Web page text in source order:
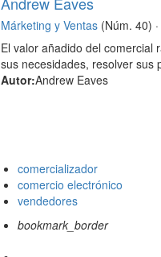
Márketing y Ventas (Núm. 40) ·
El valor añadido del comercial
sus necesidades, resolver sus
Autor:Andrew Eaves
comercializador
comercio electrónico
vendedores
bookmark_border